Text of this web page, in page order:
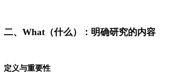
二、What（什么）：明确研究的内容
定义与重要性